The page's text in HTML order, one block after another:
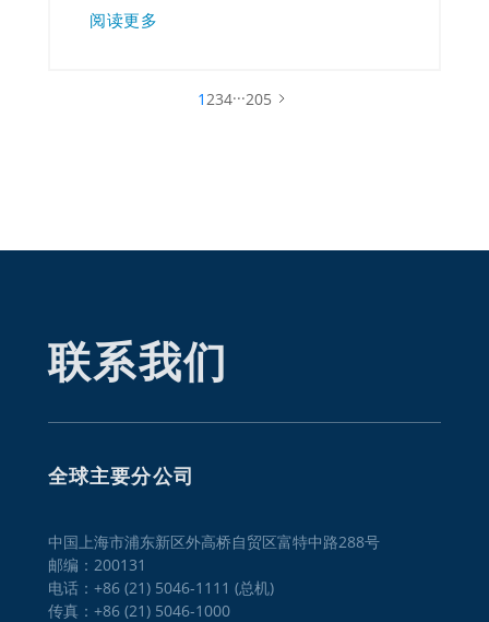
阅读更多
1234...205
联系我们
全球主要分公司
中国上海市浦东新区外高桥自贸区富特中路288号
邮编：200131
电话：+86 (21) 5046-1111 (总机)
传真：+86 (21) 5046-1000